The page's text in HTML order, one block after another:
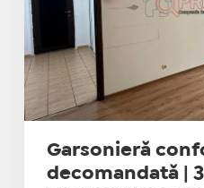
Garsonieră
decomandată |